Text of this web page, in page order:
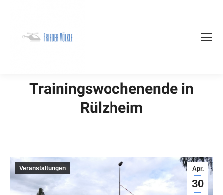
Trainingswochenende in
Rülzheim
Apr.
30
Veranstaltungen